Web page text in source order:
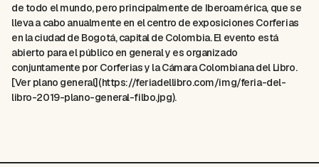
de todo el mundo, pero principalmente de Iberoamérica, que se
lleva a cabo anualmente en el centro de exposiciones Corferias
en la ciudad de Bogotá, capital de Colombia. El evento está
abierto para el público en general y es organizado
conjuntamente por Corferias y la Cámara Colombiana del Libro.
[Ver plano general](https://feriadellibro.com/img/feria-del-
libro-2019-plano-general-filbo.jpg).